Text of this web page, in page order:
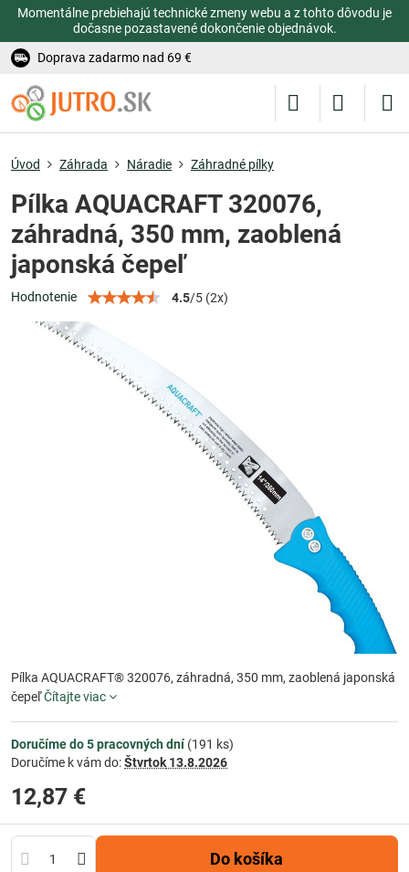
Momentálne prebiehajú technické zmeny webu a z tohto dôvodu je
dočasne pozastavené dokončenie objednávok.
Doprava zadarmo nad 69 €
Úvod Záhrada Náradie Záhradné pílky
Pílka AQUACRAFT 320076,
záhradná, 350 mm, zaoblená
japonská čepeľ
Hodnotenie 4.5/5 (2x)
Pílka AQUACRAFT® 320076, záhradná, 350 mm, zaoblená japonská
čepeľČítajte viac
Doručíme do 5 pracovných dní(191 ks)
Doručíme k vám do:Štvrtok 13.8.2026
12,87 €
Do košíka